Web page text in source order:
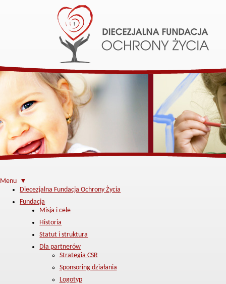
Menu ▼
Diecezjalna Fundacja Ochrony Życia
Fundacja
Misja i cele
Historia
Statut i struktura
Dla partnerów
Strategia CSR
Sponsoring działania
Logotyp